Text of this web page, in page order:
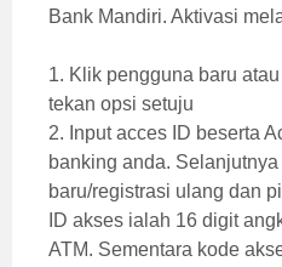
Bank Mandiri. Aktivasi
1. Klik pengguna baru
tekan opsi setuju
2. Input acces ID beserta
banking anda.
baru/registrasi ulang dan
ID akses ialah 16 digit
ATM. Sementara kode